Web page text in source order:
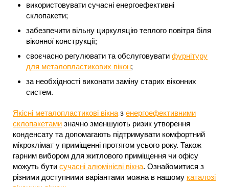
використовувати сучасні енергоефективні
склопакети;
забезпечити вільну циркуляцію теплого повітря біля
віконної конструкції;
своєчасно регулювати та обслуговувати фурнітуру
для металопластикових вікон;
за необхідності виконати заміну старих віконних
систем.
Якісні металопластикові вікна з енергоефективними
склопакетами значно зменшують ризик утворення
конденсату та допомагають підтримувати комфортний
мікроклімат у приміщенні протягом усього року. Також
гарним вибором для житлового приміщення чи офісу
можуть бути сучасні алюмінієві вікна. Ознайомитися з
різними доступними варіантами можна в нашому каталозі